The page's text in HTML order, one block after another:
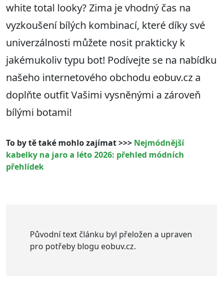
white total looky? Zima je vhodný čas na
vyzkoušení bílých kombinací, které díky své
univerzálnosti můžete nosit prakticky k
jakémukoliv typu bot! Podívejte se na nabídku
našeho internetového obchodu eobuv.cz a
doplňte outfit Vašimi vysněnými a zároveň
bílými botami!
To by tě také mohlo zajímat >>> Nejmódnější
kabelky na jaro a léto 2026: přehled módních
přehlídek
Původní text článku byl přeložen a upraven
pro potřeby blogu eobuv.cz.